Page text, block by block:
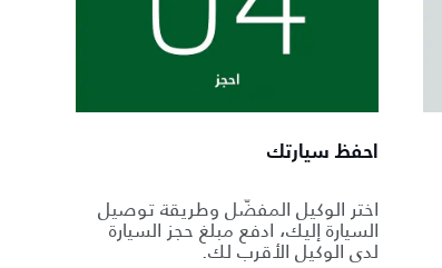
احفظ سيارتك
اختر الوكيل المفضّل وطريقة توصيل
السيارة إليك، ادفع مبلغ حجز السيارة
لدى الوكيل الأقرب لك.